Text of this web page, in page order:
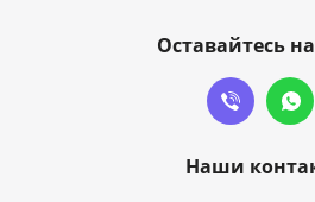
Оставайтесь
Наши